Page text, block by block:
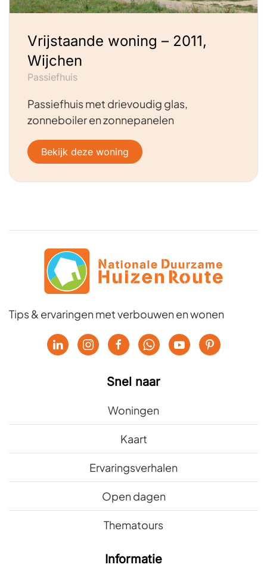
Vrijstaande woning – 2011,
Wijchen
Passiefhuis
Passiefhuis met drievoudig glas,
zonneboiler en zonnepanelen
Bekijk deze woning
Tips & ervaringen met verbouwen en wonen
Snel naar
Woningen
Kaart
Ervaringsverhalen
Open dagen
Thematours
Informatie